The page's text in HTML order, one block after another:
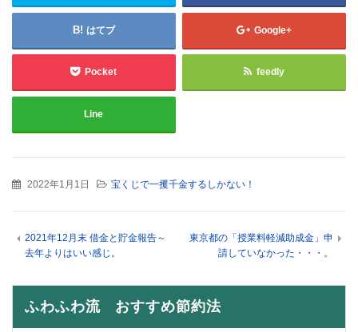
はてブ Google+
Pocket feedly
Line
2022年1月1日 宝くじで一攫千金するしかない！
2021年12月末 借金と貯金報告～
去年よりはいい感じ。
東京都の「授業料軽減助成金」申
請していなかった・・・。
ふわふわ流 おすすめ節約法